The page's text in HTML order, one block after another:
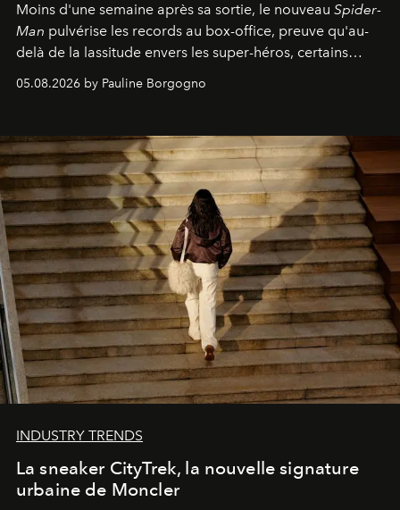
Moins d'une semaine après sa sortie, le nouveau Spider-
Man pulvérise les records au box-office, preuve qu'au-
delà de la lassitude envers les super-héros, certains
personnages continuent de susciter une ferveur intacte.
05.08.2026 by Pauline Borgogno
INDUSTRY TRENDS
La sneaker CityTrek, la nouvelle signature
urbaine de Moncler